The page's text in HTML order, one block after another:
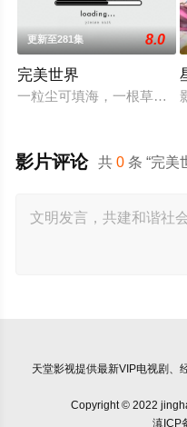
更新至281集 8.0
完美世界
一粒尘可填海，一根草斩尽
共0 条 “完美
影片评论
天堂影视提供最新VIP电视剧、
Copyright © 2022
滇ICP